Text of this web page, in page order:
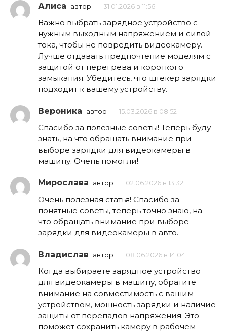
Алиса автор 31.01.2026 в 11:56
Важно выбрать зарядное устройство с
нужным выходным напряжением и силой
тока, чтобы не повредить видеокамеру.
Лучше отдавать предпочтение моделям с
защитой от перегрева и короткого
замыкания. Убедитесь, что штекер зарядки
подходит к вашему устройству.
Вероника автор 15.03.2026 в 08:52
Спасибо за полезные советы! Теперь буду
знать, на что обращать внимание при
выборе зарядки для видеокамеры в
машину. Очень помогли!
Мирослава автор 02.06.2026 в 13:32
Очень полезная статья! Спасибо за
понятные советы, теперь точно знаю, на
что обращать внимание при выборе
зарядки для видеокамеры в авто.
Владислав автор 08.06.2026 в 14:04
Когда выбираете зарядное устройство
для видеокамеры в машину, обратите
внимание на совместимость с вашим
устройством, мощность зарядки и наличие
защиты от перепадов напряжения. Это
поможет сохранить камеру в рабочем